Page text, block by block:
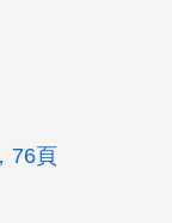
76頁